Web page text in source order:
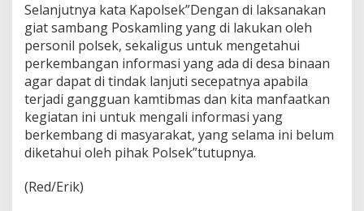
Selanjutnya kata Kapolsek”Dengan di laksanakan
giat sambang Poskamling yang di lakukan oleh
personil polsek, sekaligus untuk mengetahui
perkembangan informasi yang ada di desa binaan
agar dapat di tindak lanjuti secepatnya apabila
terjadi gangguan kamtibmas dan kita manfaatkan
kegiatan ini untuk mengali informasi yang
berkembang di masyarakat, yang selama ini belum
diketahui oleh pihak Polsek”tutupnya.
(Red/Erik)